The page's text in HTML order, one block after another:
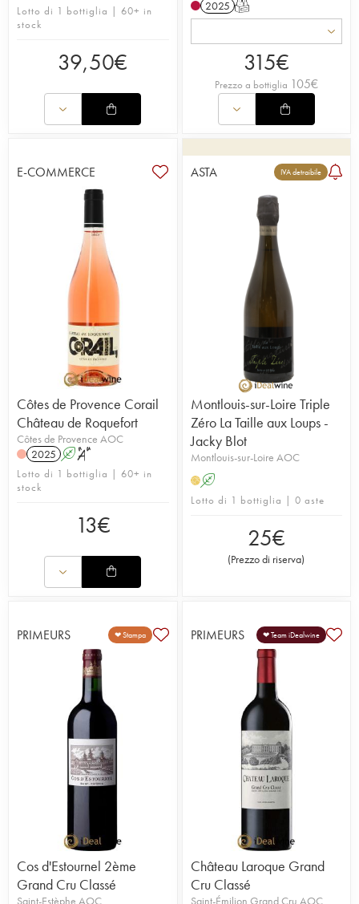
Lotto di 1 bottiglia | 60+ in
stock
39,50€
2025 T
315€
Prezzo a bottiglia 105€
E-COMMERCE
Côtes de Provence Corail
Château de Roquefort
Côtes de Provence AOC
2025 A S
Lotto di 1 bottiglia | 60+ in
stock
13€
ASTA IVA detraibile
Montlouis-sur-Loire Triple
Zéro La Taille aux Loups -
Jacky Blot
Montlouis-sur-Loire AOC
HA
Lotto di 1 bottiglia | 0 aste
25€
(Prezzo di riserva)
PRIMEURS ❤ Stampa
Cos d'Estournel 2ème
Grand Cru Classé
Saint-Estèphe AOC
PRIMEURS ❤ Team iDealwine
Château Laroque Grand
Cru Classé
Saint-Émilion Grand Cru AOC